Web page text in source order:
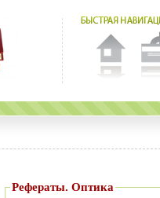
Рефераты. Оптика